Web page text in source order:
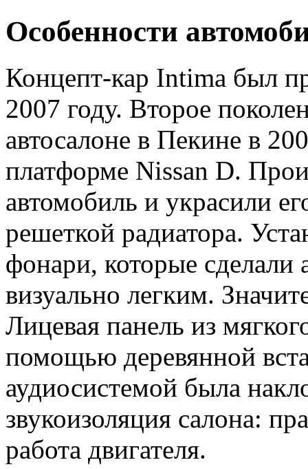
Особенности
Концепт-кар Intima был
2007 году. Второе
автосалоне в Пекине в
платформе Nissan D.
автомобиль и украсили
решеткой радиатора.
фонари, которые сделали
визуально легким.
Лицевая панель из
помощью деревянной
аудиосистемой была
звукоизоляция салона:
работа двигателя.